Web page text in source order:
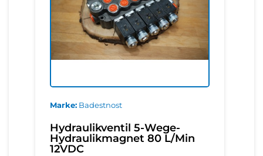
Marke Badestnost
Hydraulikventil 5-Wege-
Hydraulikmagnet 80 L/Min
12VDC